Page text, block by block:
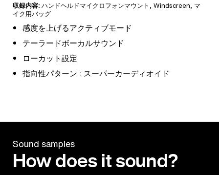
感度を上げるアクティブモード
テーラードボーカルサウンド
ローカット設定
指向性パターン : スーパーカーディオイド
収録内容: ハンドヘルドマイクロフォンマウント , Windscreen, マ
イク用バッグ
Sound samples
How does it sound?